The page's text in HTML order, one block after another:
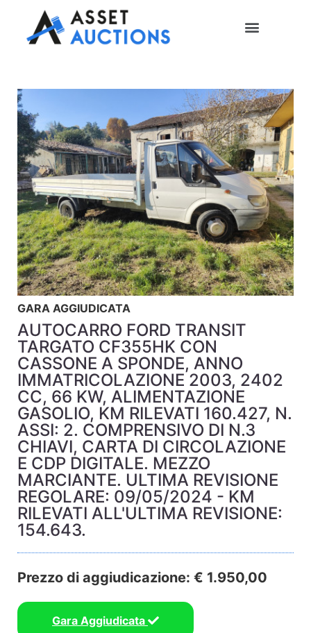
GARA AGGIUDICATA
AUTOCARRO FORD TRANSIT
TARGATO CF355HK CON
CASSONE A SPONDE, ANNO
IMMATRICOLAZIONE 2003, 2402
CC, 66 KW, ALIMENTAZIONE
GASOLIO, KM RILEVATI 160.427, N.
ASSI: 2. COMPRENSIVO DI N.3
CHIAVI, CARTA DI CIRCOLAZIONE
E CDP DIGITALE. MEZZO
MARCIANTE. ULTIMA REVISIONE
REGOLARE: 09/05/2024 - KM
RILEVATI ALL'ULTIMA REVISIONE:
154.643.
Prezzo di aggiudicazione: € 1.950,00
Gara Aggiudicata